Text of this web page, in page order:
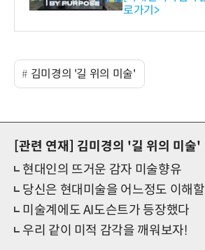
-바이오 해외 진
보
로가기>
김미경의 '길 위의 미술'
[관련 연재] 김미경의 '길 위의 미술'
현대인의 뜨거운 감자 미술향유
당신은 현대미술을 어느정도 이해
미술계에도 AI도슨트가 등장했다
우리 같이 미적 감각을 깨워보자!